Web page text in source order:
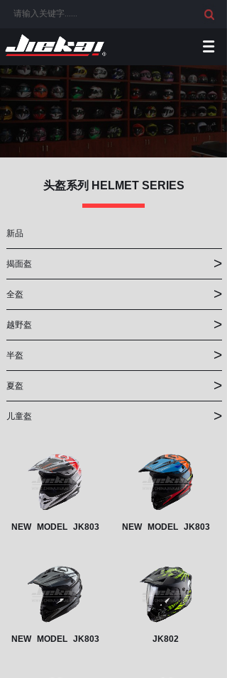
头盔系列 HELMET SERIES
新品
揭面盔 >
全盔 >
越野盔 >
半盔 >
夏盔 >
儿童盔 >
NEW MODEL JK803 NEW MODEL JK803
NEW MODEL JK803 JK802